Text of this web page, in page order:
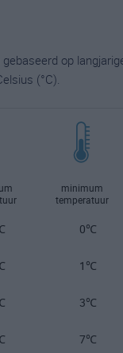
op
(°C).
minimum
temperatuur
0℃
1℃
3℃
7℃